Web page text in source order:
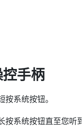
手柄
按系统按钮。
按系统按钮直至您听